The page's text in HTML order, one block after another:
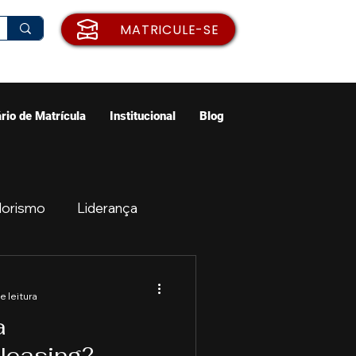
MATRICULE-SE
de Matrícula Institucional Blog
Liderança
leitura